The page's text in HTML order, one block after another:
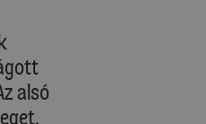
alsó